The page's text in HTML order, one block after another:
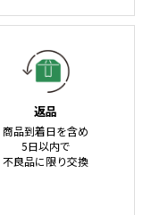
返品
商品到着日を含め
5日以内で
不良品に限り交換